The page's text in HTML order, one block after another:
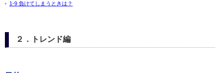
1-9 負けてしまうときは？
２．トレンド編